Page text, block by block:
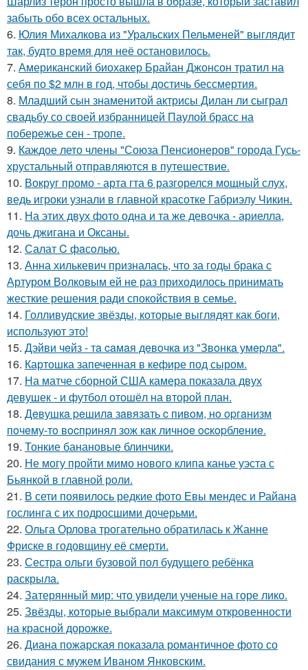
забыть обо всех остальных.
6. Юлия Михалкова из "Уральских Пельменей" выглядит
так, будто время для неё остановилось.
7. Американский биохакер Брайан Джонсон тратил на
себя по $2 млн в год, чтобы достичь бессмертия.
8. Младший сын знаменитой актрисы Дилан ли сыграл
свадьбу со своей избранницей Паулой брасс на
побережье сен - тропе.
9. Каждое лето члены "Союза Пенсионеров" города Гусь-
хрустальный отправляются в путешествие.
10. Вокруг промо - арта гта 6 разгорелся мощный слух,
ведь игроки узнали в главной красотке Габриэлу Чикин.
11. На этих двух фото одна и та же девочка - ариелла,
дочь джигана и Оксаны.
12. Салат C фaсoлью.
13. Анна хилькевич призналась, что за годы брака с
Артуром Волковым ей не раз приходилось принимать
жесткие решения ради спокойствия в семье.
14. Голливудские звёзды, которые выглядят как боги,
используют это!
15. Дэйви чeйз - тa caмaя дeвoчкa из "Звoнкa умepлa".
16. Картошка запеченная в кефире под сыром.
17. На матче сборной США камера показала двух
девушек - и футбол отошёл на второй план.
18. Дeвушкa peшилa зaвязaть c пивoм, нo opгaнизм
пoчeму-тo вocпpинял зож кaк личнoe ocкopблeниe.
19. Тонкие банановые блинчики.
20. Не могу пройти мимо нового клипа канье уэста с
Бьянкой в главной роли.
21. В сети появилось редкие фото Евы мендес и Райана
гослинга с их подросшими дочерьми.
22. Ольга Орлова трогательно обратилась к Жанне
Фриске в годовщину её смерти.
23. Сестра ольги бузовой пол будущего ребёнка
раскрыла.
24. Затерянный мир: что увидели ученые на горе лико.
25. Звёзды, которые выбрали максимум откровенности
на красной дорожке.
26. Диана пожарская показала романтичное фото со
свидания с мужем Иваном Янковским.